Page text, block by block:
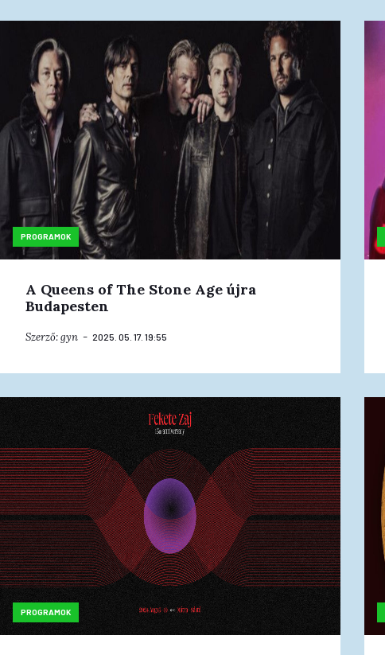
PROGRAMOK
A Queens of The Stone Age újra
Budapesten
Szerző:gyn 2025. 05. 17. 19:55
PROGRAMOK